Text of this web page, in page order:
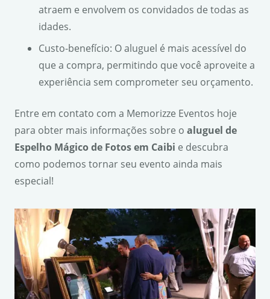
atraem e envolvem os convidados de todas as
idades.
Custo-benefício: O aluguel é mais acessível do
que a compra, permitindo que você aproveite a
experiência sem comprometer seu orçamento.
Entre em contato com a Memorizze Eventos hoje
para obter mais informações sobre o aluguel de
Espelho Mágico de Fotos em Caibi e descubra
como podemos tornar seu evento ainda mais
especial!